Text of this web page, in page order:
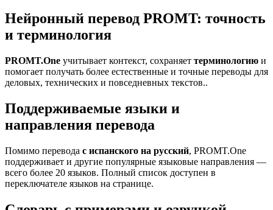
Нейронный перевод PROMT: точность
и терминология
PROMT.One учитывает контекст, сохраняет терминологию и
помогает получать более естественные и точные переводы для
деловых, технических и повседневных текстов..
Поддерживаемые языки и
направления перевода
Помимо перевода с испанского на русский, PROMT.One
поддерживает и другие популярные языковые направления —
всего более 20 языков. Полный список доступен в
переключателе языков на странице.